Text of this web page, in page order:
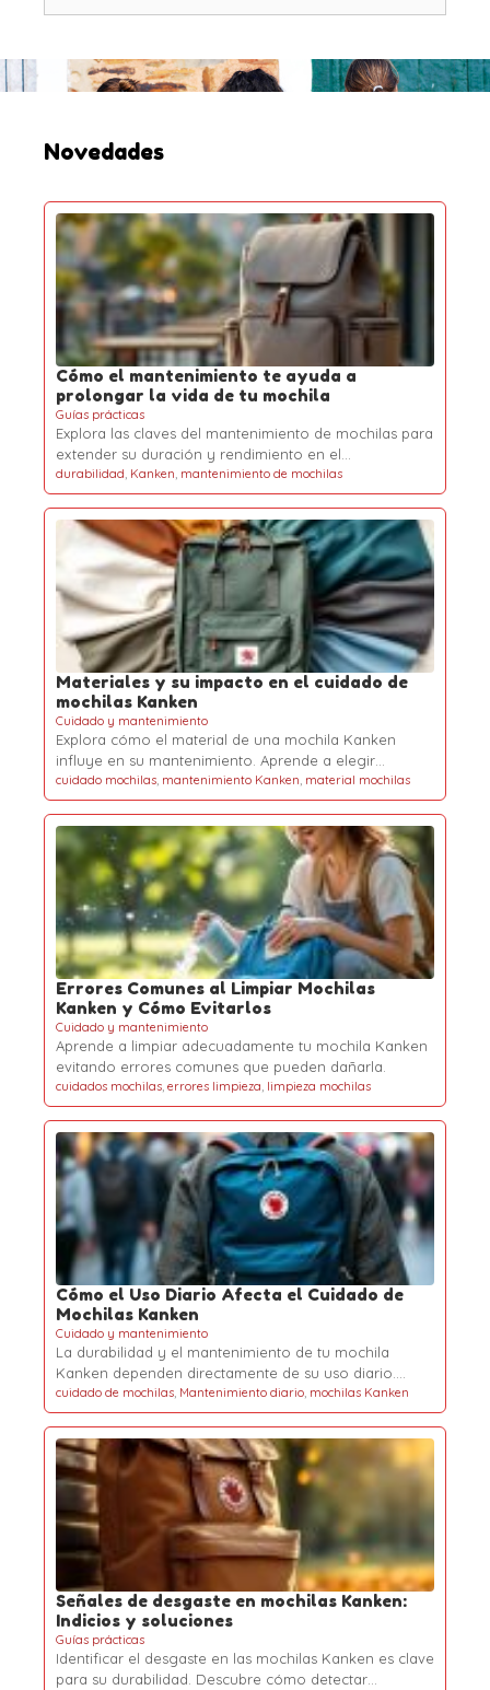
:Novedades
Cómo el mantenimiento te ayuda a
prolongar la vida de tu mochila
Guías prácticas
Explora las claves del mantenimiento de mochilas para
extender su duración y rendimiento en el…
durabilidad, Kanken, mantenimiento de mochilas
Materiales y su impacto en el cuidado de
mochilas Kanken
Cuidado y mantenimiento
Explora cómo el material de una mochila Kanken
influye en su mantenimiento. Aprende a elegir…
cuidado mochilas, mantenimiento Kanken, material mochilas
Errores Comunes al Limpiar Mochilas
Kanken y Cómo Evitarlos
Cuidado y mantenimiento
Aprende a limpiar adecuadamente tu mochila Kanken
evitando errores comunes que pueden dañarla.
cuidados mochilas, errores limpieza, limpieza mochilas
Cómo el Uso Diario Afecta el Cuidado de
Mochilas Kanken
Cuidado y mantenimiento
La durabilidad y el mantenimiento de tu mochila
Kanken dependen directamente de su uso diario.…
cuidado de mochilas, Mantenimiento diario, mochilas Kanken
Señales de desgaste en mochilas Kanken:
Indicios y soluciones
Guías prácticas
Identificar el desgaste en las mochilas Kanken es clave
para su durabilidad. Descubre cómo detectar…